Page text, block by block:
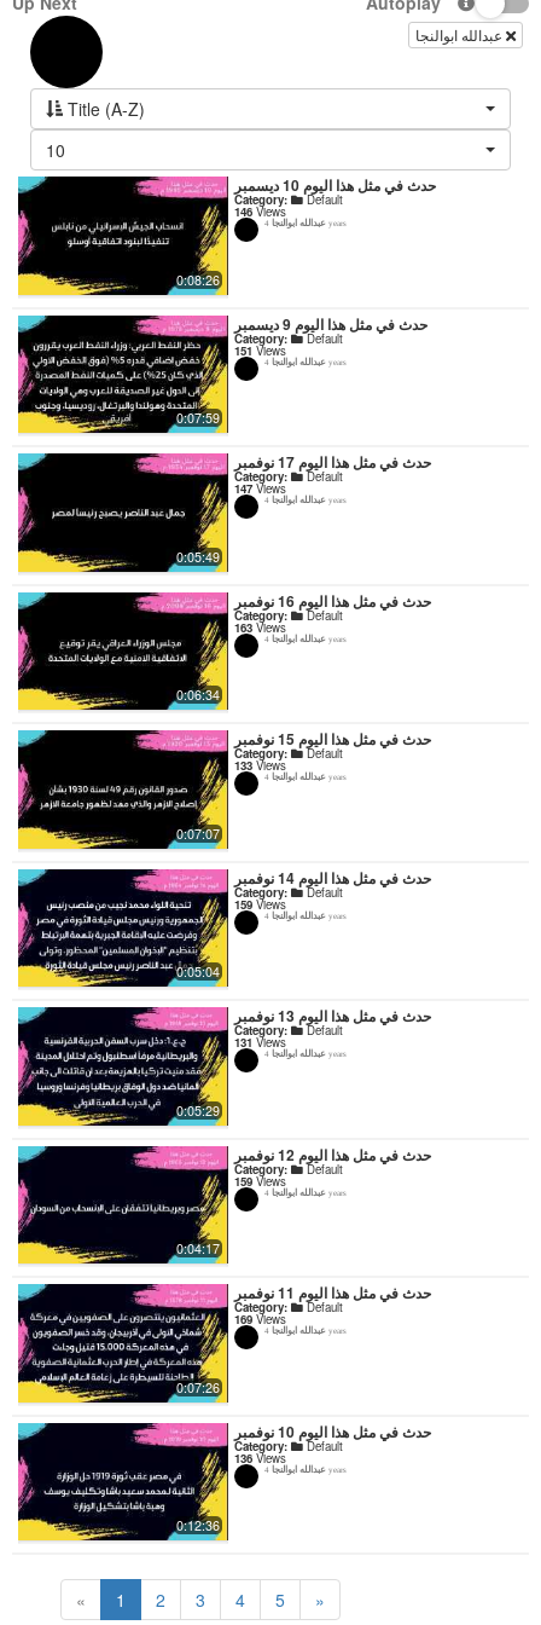
Title (A-Z)
10
0:08:26
حدث في مثل هذا اليوم 10 ديسمبر
Category: Default
146 Views
عبدالله ابوالنجا 4 years
0:07:59
حدث في مثل هذا اليوم 9 ديسمبر
Category: Default
151 Views
عبدالله ابوالنجا 4 years
0:05:49
حدث في مثل هذا اليوم 17 نوفمبر
Category: Default
147Views
عبدالله ابوالنجا 4 years
0:06:34
حدث في مثل هذا اليوم 16 نوفمبر
Category: Default
163 Views
عبدالله ابوالنجا 4 years
0:07:07
حدث في مثل هذا اليوم 15 نوفمبر
Category: Default
133 Views
عبدالله ابوالنجا 4 years
0:05:04
حدث في مثل هذا اليوم 14 نوفمبر
Category: Default
159 Views
عبدالله ابوالنجا 4 years
0:05:29
حدث في مثل هذا اليوم 13 نوفمبر
Category: Default
131 Views
عبدالله ابوالنجا 4 years
0:04:17
حدث في مثل هذا اليوم 12 نوفمبر
Category: Default
159 Views
عبدالله ابوالنجا 4 years
0:07:26
حدث في مثل هذا اليوم 11 نوفمبر
Category: Default
169 Views
عبدالله ابوالنجا 4 years
0:12:36
حدث في مثل هذا اليوم 10 نوفمبر
Category: Default
136 Views
عبدالله ابوالنجا 4 years
« 1 2 3 4 5 »